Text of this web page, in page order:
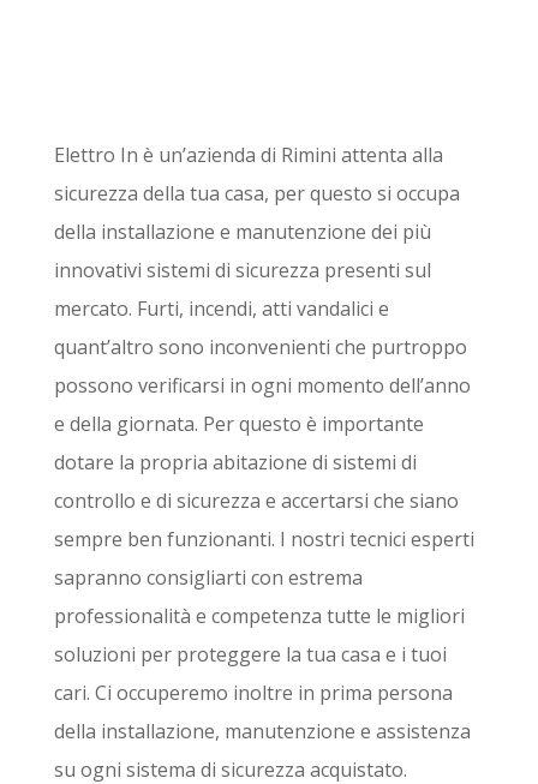
Elettro In è un’azienda di Rimini attenta alla
sicurezza della tua casa, per questo si occupa
della installazione e manutenzione dei più
innovativi sistemi di sicurezza presenti sul
mercato. Furti, incendi, atti vandalici e
quant’altro sono inconvenienti che purtroppo
possono verificarsi in ogni momento dell’anno
e della giornata. Per questo è importante
dotare la propria abitazione di sistemi di
controllo e di sicurezza e accertarsi che siano
sempre ben funzionanti. I nostri tecnici esperti
sapranno consigliarti con estrema
professionalità e competenza tutte le migliori
soluzioni per proteggere la tua casa e i tuoi
cari. Ci occuperemo inoltre in prima persona
della installazione, manutenzione e assistenza
su ogni sistema di sicurezza acquistato.